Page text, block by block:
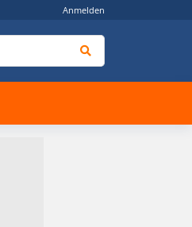
Anmelden